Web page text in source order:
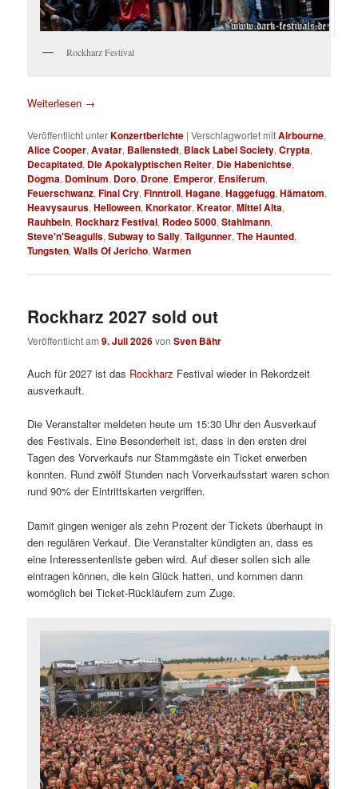
Rockharz Festival
Weiterlesen →
Veröffentlicht unterKonzertberichte |Verschlagwortet mitAirbourne,
Alice Cooper,Avatar, Ballenstedt, Black Label Society,Crypta,
Decapitated, Die Apokalyptischen Reiter, Die Habenichtse,
Dogma, Dominum, Doro, Drone, Emperor, Ensiferum,
Feuerschwanz,Final Cry,Finntroll,Hagane,Haggefugg,Hämatom,
Heavysaurus,Helloween,Knorkator,Kreator,Mittel Alta,
Rauhbein, Rockharz Festival, Rodeo 5000,Stahlmann,
Steve'n'Seagulls,Subway to Sally,Tailgunner,The Haunted,
Tungsten,Walls Of Jericho,Warmen
Rockharz 2027 sold out
Veröffentlicht am9. Juli 2026vonSven Bähr
Auch für 2027 ist das Rockharz Festival wieder in Rekordzeit
ausverkauft.
Die Veranstalter meldeten heute um 15:30 Uhr den Ausverkauf
des Festivals. Eine Besonderheit ist, dass in den ersten drei
Tagen des Vorverkaufs nur Stammgäste ein Ticket erwerben
konnten. Rund zwölf Stunden nach Vorverkaufsstart waren schon
rund 90% der Eintrittskarten vergriffen.
Damit gingen weniger als zehn Prozent der Tickets überhaupt in
den regulären Verkauf. Die Veranstalter kündigten an, dass es
eine Interessentenliste geben wird. Auf dieser sollen sich alle
eintragen können, die kein Glück hatten, und kommen dann
womöglich bei Ticket-Rückläufern zum Zuge.